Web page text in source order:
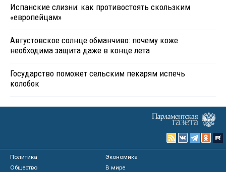
Испанские слизни: как противостоять скользким
«европейцам»
Августовское солнце обманчиво: почему коже
необходима защита даже в конце лета
Государство поможет сельским пекарям испечь
колобок
Политика
Экономика
Общество
В мире